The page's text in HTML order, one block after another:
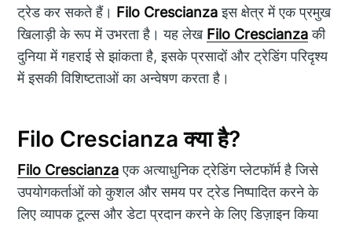
ट्रेड कर सकते हैं। Filo Crescianzaइस क्षेत्र में एक प्रमुख
खिलाड़ी के रूप में उभरता है। यह लेख Filo Crescianzaकी
दुनिया में गहराई से झांकता है, इसके प्रसादों और ट्रेडिंग परिदृश्य
में इसकी विशिष्टताओं का अन्वेषण करता है।
Filo Crescianza क्या है?
Filo Crescianzaएक अत्याधुनिक ट्रेडिंग प्लेटफॉर्म है जिसे
उपयोगकर्ताओं को कुशल और समय पर ट्रेड निष्पादित करने के
लिए व्यापक टूल्स और डेटा प्रदान करने के लिए डिज़ाइन किया